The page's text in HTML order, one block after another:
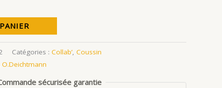
Catégories : Collab’ Coussin
O.Deichtmann
sécurisée garantie